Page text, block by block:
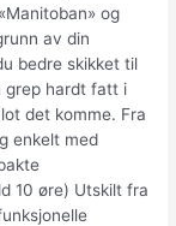
og
av din
bedre skikket til
grep hardt fatt i
det komme. Fra
enkelt med
10 øre) Utskilt fra